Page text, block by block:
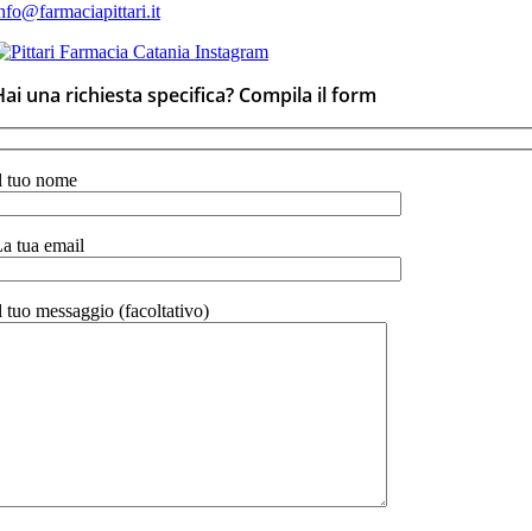
una richiesta specifica? Compila il form
tuo nome
tua email
tuo messaggio (facoltativo)